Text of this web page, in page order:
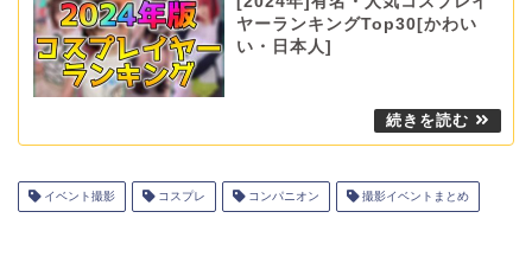
ヤーランキングTop30[かわい
い・日本人]
イベント撮影 コスプレ コンパニオン 撮影イベントまとめ